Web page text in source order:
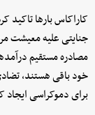
کاراکاس بارها تاکید
جنایتی علیه معیشت
مصادره مستقیم
خود باقی هستند،
برای دموکراسی